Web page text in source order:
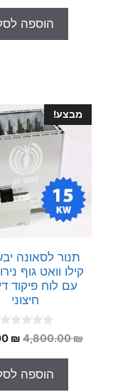
o
5
היה:
₪.
הוספה
מבצע!
קילו וואט גוף
עם לוח פיקוד
חיצוני
0
o
o
4,800.00₪
היה:
₪.
₪
הוספה